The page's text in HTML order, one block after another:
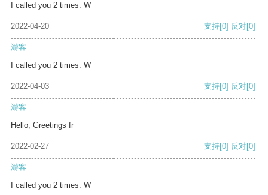
I called you 2 times. W
2022-04-20 支持[0] 反对[0]
游客
I called you 2 times. W
2022-04-03 支持[0] 反对[0]
游客
Hello, Greetings fr
2022-02-27 支持[0] 反对[0]
游客
I called you 2 times. W